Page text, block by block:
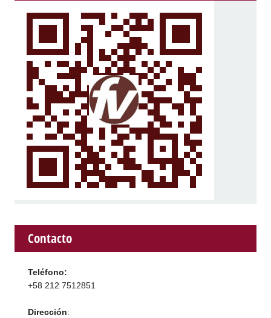
Contacto
Teléfono:
+58 212 7512851
Dirección: